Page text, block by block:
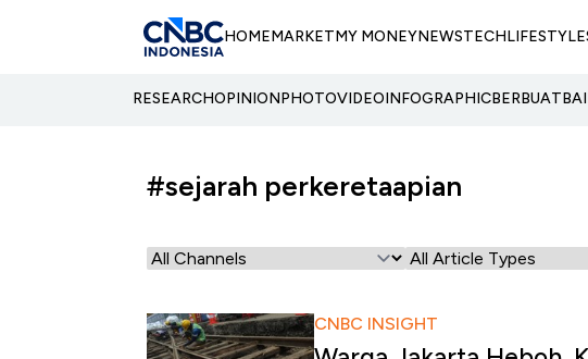
HOMEMARKETMY MONEYNEWSTECHLIFESTYLE
RESEARCHOPINIONPHOTOVIDEOINFOGRAPHIC
#sejarah perkeretaapian
CNBC INSIGHT